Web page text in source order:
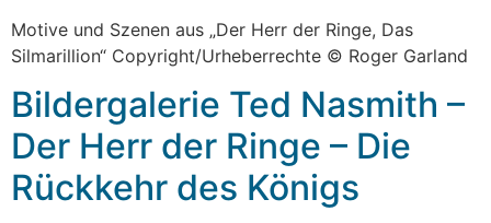
Motive und Szenen aus „Der Herr der Ringe, Das
Silmarillion“ Copyright/Urheberrechte © Roger Garland
Bildergalerie Ted Nasmith –
Der Herr der Ringe – Die
Rückkehr des Königs